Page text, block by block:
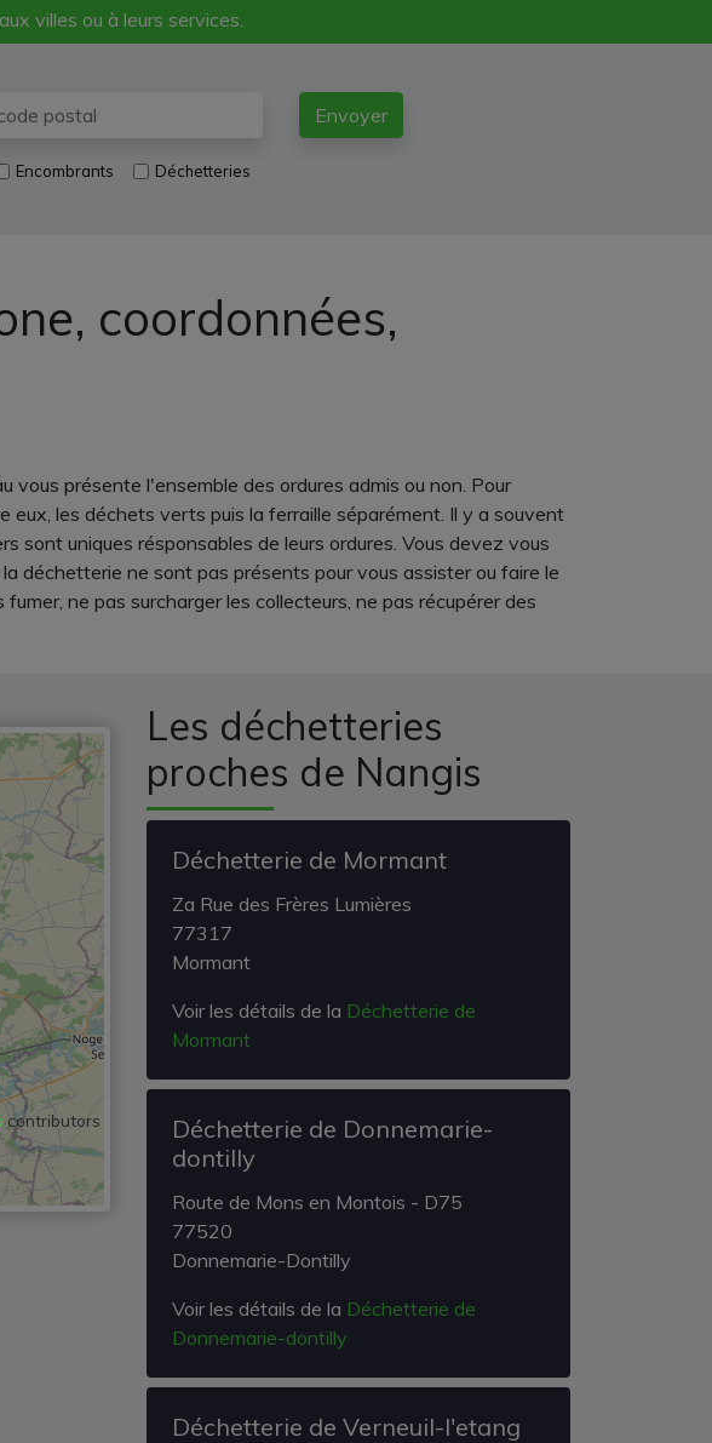
villes ou à leurs services.
Envoyer
Encombrants Déchetteries
coordonnées,
présente l'ensemble des ordures admis ou non. Pour
les déchets verts puis la ferraille séparément. Il y a souvent
sont uniques résponsables de leurs ordures. Vous devez vous
déchetterie ne sont pas présents pour vous assister ou faire le
ne pas surcharger les collecteurs, ne pas récupérer des
contributors
Les déchetteries
proches de Nangis
Déchetterie de Mormant
Za Rue des Frères Lumières
77317
Mormant
Voir les détails de la Déchetterie de
Mormant
Déchetterie de Donnemarie-
dontilly
Route de Mons en Montois - D75
77520
Donnemarie-Dontilly
Voir les détails de la Déchetterie de
Donnemarie-dontilly
Déchetterie de Verneuil-l'etang